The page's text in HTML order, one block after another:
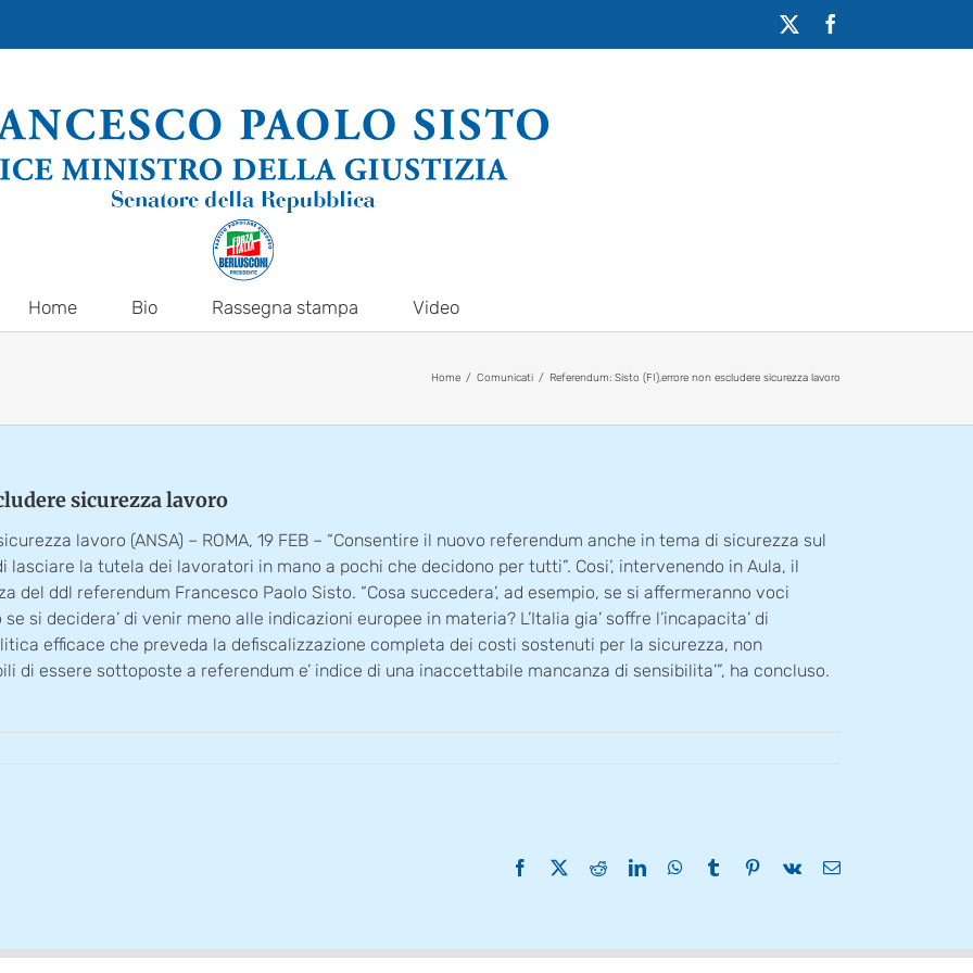
Home Bio Rassegna stampa Video
Home Comunicati Referendum: Sisto (FI),errore non escludere sicurezza lavoro
sicurezza lavoro
lavoro (ANSA) – ROMA, 19 FEB – “Consentire il nuovo referendum anche in tema di sicurezza sul
lasciare la tutela dei lavoratori in mano a pochi che decidono per tutti”. Cosi’, intervenendo in Aula, il
del ddl referendum Francesco Paolo Sisto. “Cosa succedera’, ad esempio, se si affermeranno voci
si decidera’ di venir meno alle indicazioni europee in materia? L’Italia gia’ soffre l’incapacita’ di
efficace che preveda la defiscalizzazione completa dei costi sostenuti per la sicurezza, non
di essere sottoposte a referendum e’ indice di una inaccettabile mancanza di sensibilita’”, ha concluso.
Facebook RedditLinkedInWhatsApp
Tumblr Pinterest
Vk Email